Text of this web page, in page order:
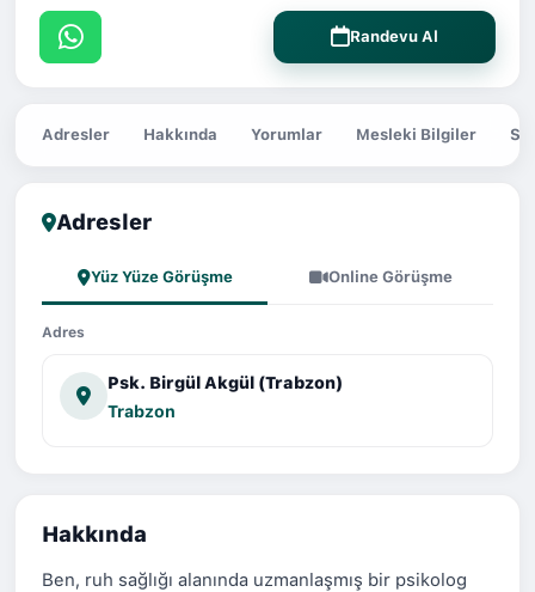
Randevu Al
Adresler Hakkında Yorumlar Mesleki Bilgiler
Adresler
Yüz Yüze Görüşme Online Görüşme
Adres
Psk. Birgül Akgül (Trabzon)
Trabzon
Hakkında
Ben, ruh sağlığı alanında uzmanlaşmış bir psikolog